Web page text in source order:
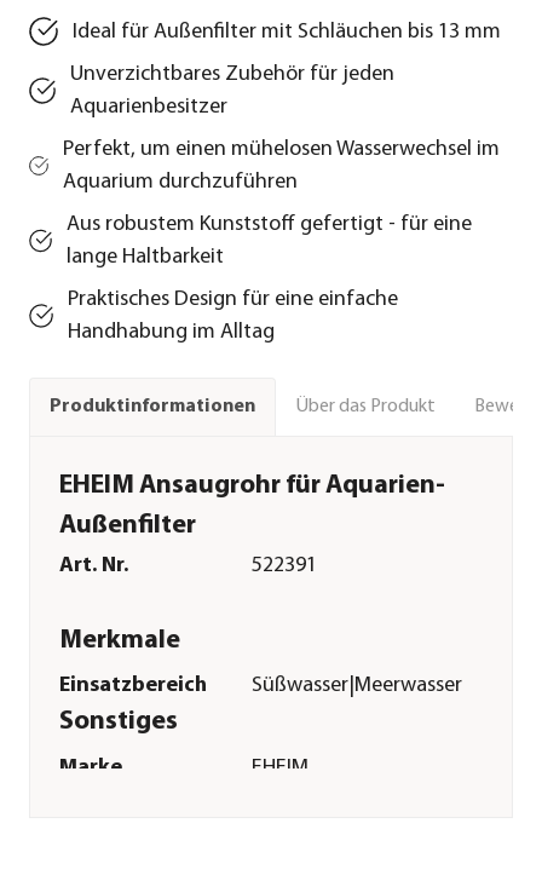
Ideal für Außenfilter mit Schläuchen bis 13 mm
Unverzichtbares Zubehör für jeden
Aquarienbesitzer
Perfekt, um einen mühelosen Wasserwechsel im
Aquarium durchzuführen
Aus robustem Kunststoff gefertigt - für eine
lange Haltbarkeit
Praktisches Design für eine einfache
Handhabung im Alltag
Produktinformationen Über das Produkt
EHEIM Ansaugrohr für Aquarien-
Außenfilter
Art. Nr. 522391
Merkmale
Einsatzbereich Süßwasser|Meerwasser
Sonstiges
Marke EHEIM